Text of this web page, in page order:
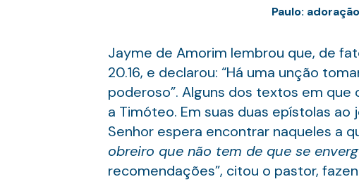
Paulo:
Jayme de Amorim lembrou que, de
20.16, e declarou: “Há uma unção
poderoso”. Alguns dos textos em
a Timóteo. Em suas duas epístolas
Senhor espera encontrar naqueles a
obreiro que não tem de que se
recomendações”, citou o pastor,